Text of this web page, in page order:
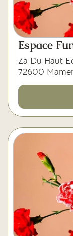
Espace
Za Du Haut
72600